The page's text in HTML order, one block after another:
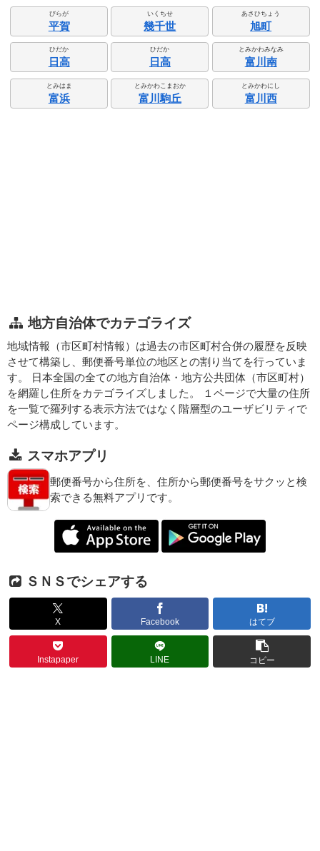
びらが
平賀
いくちせ
幾千世
あさひちょう
旭町
ひだか
日高
ひだか
日高
とみかわみなみ
富川南
とみはま
富浜
とみかわこまおか
富川駒丘
とみかわにし
富川西
地方自治体でカテゴライズ
地域情報（市区町村情報）は過去の市区町村合併の履歴を反映
させて構築し、郵便番号単位の地区との割り当てを行っていま
す。 日本全国の全ての地方自治体・地方公共団体（市区町村）
を網羅し住所をカテゴライズしました。 １ページで大量の住所
を一覧で羅列する表示方法ではなく階層型のユーザビリティで
ページ構成しています。
スマホアプリ
郵便番号から住所を、住所から郵便番号をサクッと検
索できる無料アプリです。
ＳＮＳでシェアする
X Facebook はてブ
Instapaper LINE コピー